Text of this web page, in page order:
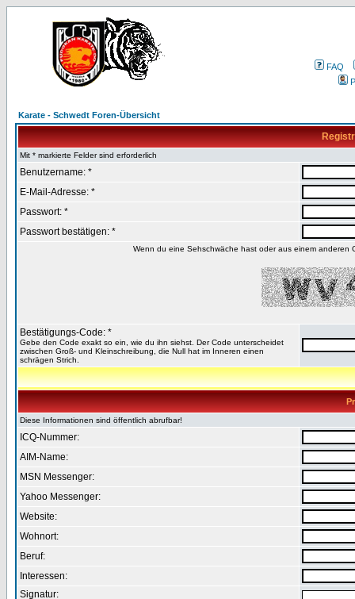
FAQ
Karate - Schwedt Foren-Übersicht
Mit * markierte Felder sind erforderlich
Benutzername: *
E-Mail-Adresse: *
Passwort: *
Passwort bestätigen: *
Wenn du eine Sehschwäche hast oder aus einem
Bestätigungs-Code: *
Gebe den Code exakt so ein, wie du ihn siehst. Der Code unterscheidet
zwischen Groß- und Kleinschreibung, die Null hat im Inneren einen
schrägen Strich.
Diese Informationen sind öffentlich abrufbar!
ICQ-Nummer:
AIM-Name:
MSN Messenger:
Yahoo Messenger:
Website:
Wohnort:
Beruf:
Interessen:
Signatur: